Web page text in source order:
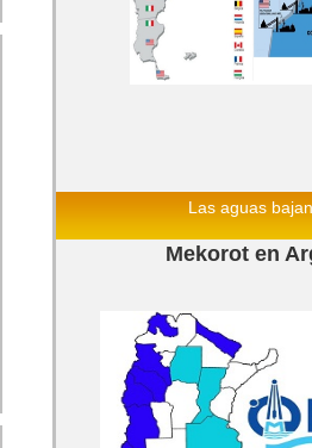
Las aguas
Mekorot en